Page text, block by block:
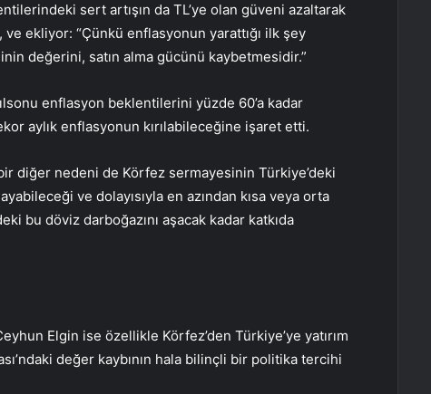
sert artışın da TL’ye olan güveni azaltarak
ekliyor: “Çünkü enflasyonun yarattığı ilk şey
değerini, satın alma gücünü kaybetmesidir.”
enflasyon beklentilerini yüzde 60’a kadar
aylık enflasyonun kırılabileceğine işaret etti.
diğer nedeni de Körfez sermayesinin Türkiye’deki
ve dolayısıyla en azından kısa veya orta
bu döviz darboğazını aşacak kadar katkıda
Elgin ise özellikle Körfez’den Türkiye’ye yatırım
değer kaybının hala bilinçli bir politika tercihi